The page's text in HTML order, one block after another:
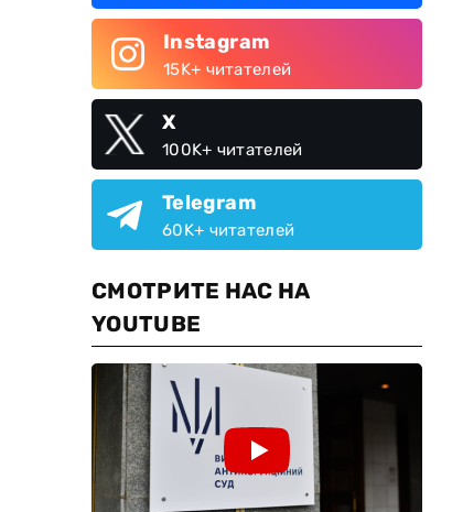
Instagram
15K+ читателей
X
100K+ читателей
Telegram
60K+ читателей
СМОТРИТЕ НАС НА
YOUTUBE